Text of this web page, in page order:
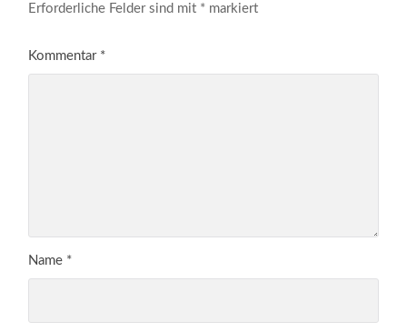
Erforderliche Felder sind mit * markiert
Kommentar *
Name *